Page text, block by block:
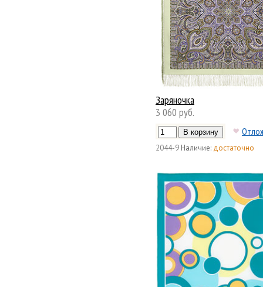
Заряночка
3 060 руб.
2044-9 Наличие: достаточно